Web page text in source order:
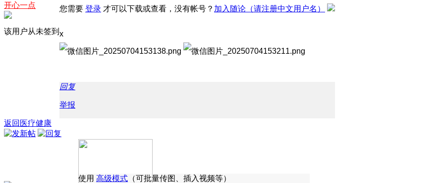
开心一点
该用户从未签到
您需要 登录 才可以下载或查看，没有帐号？ 加入随论（请注册中文用户名）
x
回复
举报
返回医疗健康
使用 高级模式 （可批量传图、插入视频等）